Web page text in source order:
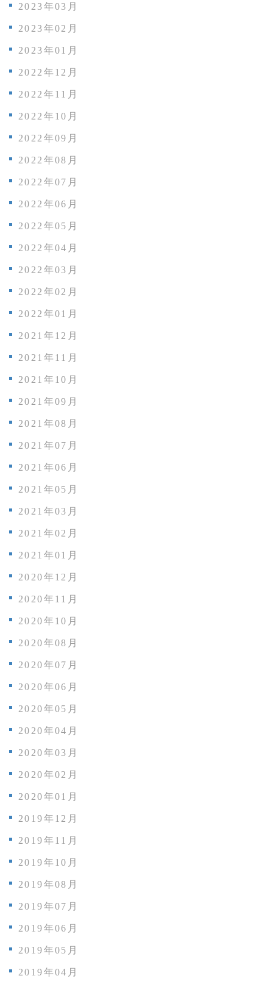
2023年03月
2023年02月
2023年01月
2022年12月
2022年11月
2022年10月
2022年09月
2022年08月
2022年07月
2022年06月
2022年05月
2022年04月
2022年03月
2022年02月
2022年01月
2021年12月
2021年11月
2021年10月
2021年09月
2021年08月
2021年07月
2021年06月
2021年05月
2021年03月
2021年02月
2021年01月
2020年12月
2020年11月
2020年10月
2020年08月
2020年07月
2020年06月
2020年05月
2020年04月
2020年03月
2020年02月
2020年01月
2019年12月
2019年11月
2019年10月
2019年08月
2019年07月
2019年06月
2019年05月
2019年04月